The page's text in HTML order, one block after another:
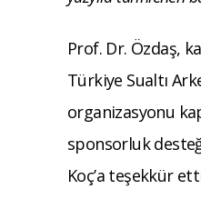
Prof. Dr. Özdaş,
Türkiye Sualtı
organizasyonu
sponsorluk
Koç’a teşekkür